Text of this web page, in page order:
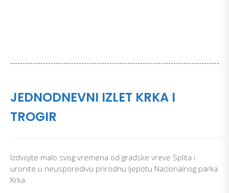
JEDNODNEVNI IZLET KRKA I
TROGIR
Izdvojite malo svog vremena od gradske vreve Splita i
uronite u neusporedivu prirodnu ljepotu Nacionalnog parka
Krka.